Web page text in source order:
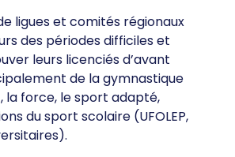
ligues et comités régionaux
des périodes difficiles et
leurs licenciés d’avant
de la gymnastique
la force, le sport adapté,
du sport scolaire (UFOLEP,